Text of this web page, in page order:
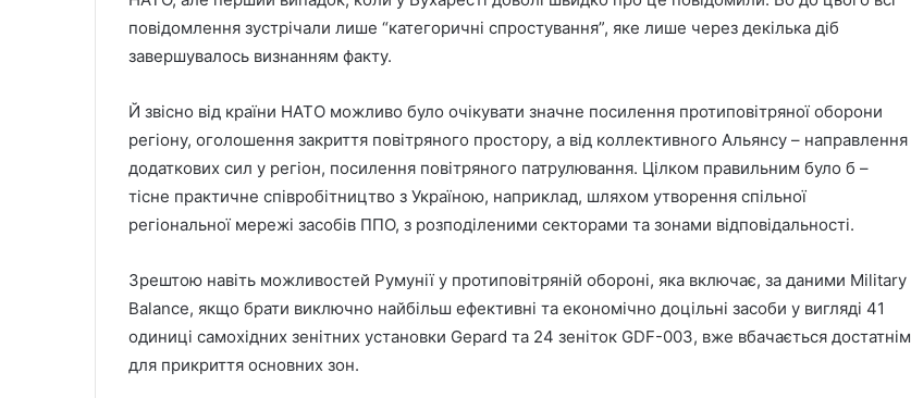
повідомлення зустрічали лише “категоричні спростування”, яке лише через декілька діб
завершувалось визнанням факту.
Й звісно від країни НАТО можливо було очікувати значне посилення протиповітряної оборони
регіону, оголошення закриття повітряного простору, а від коллективного Альянсу – направлення
додаткових сил у регіон, посилення повітряного патрулювання. Цілком правильним було б –
тісне практичне співробітництво з Україною, наприклад, шляхом утворення спільної
регіональної мережі засобів ППО, з розподіленими секторами та зонами відповідальності.
Зрештою навіть можливостей Румунії у протиповітряній обороні, яка включає, за даними Military
Balance, якщо брати виключно найбільш ефективні та економічно доцільні засоби у вигляді 41
одиниці самохідних зенітних установки Gepard та 24 зеніток GDF-003, вже вбачається достатнім
для прикриття основних зон.